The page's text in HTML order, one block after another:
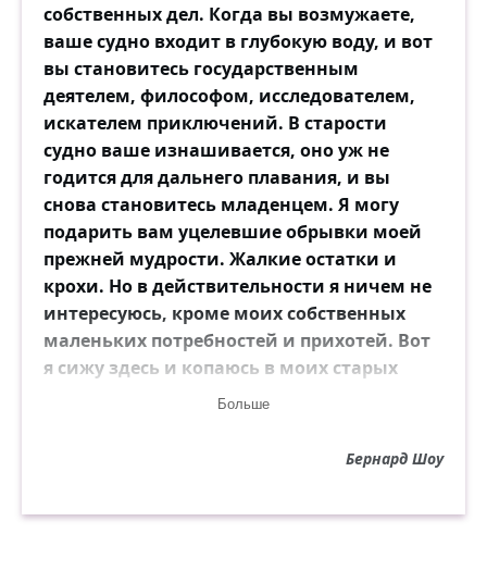
собственных дел. Когда вы возмужаете,
ваше судно входит в глубокую воду, и вот
вы становитесь государственным
деятелем, философом, исследователем,
искателем приключений. В старости
судно ваше изнашивается, оно уж не
годится для дальнего плавания, и вы
снова становитесь младенцем. Я могу
подарить вам уцелевшие обрывки моей
прежней мудрости. Жалкие остатки и
крохи. Но в действительности я ничем не
интересуюсь, кроме моих собственных
маленьких потребностей и прихотей. Вот
я сижу здесь и копаюсь в моих старых
изобретениях, стараясь обратить их в
вижу, как мои дочери и их мужья живут
Больше
Бернард Шоу